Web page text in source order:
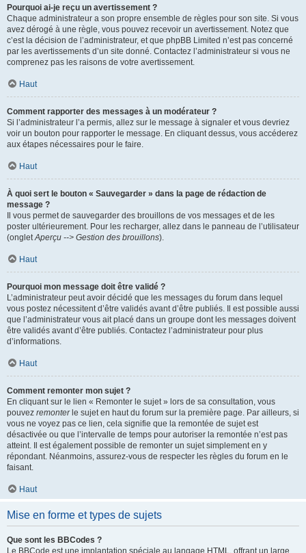
Pourquoi ai-je reçu un avertissement ?
Chaque administrateur a son propre ensemble de règles pour son site. Si vous
avez dérogé à une règle, vous pouvez recevoir un avertissement. Notez que
c’est la décision de l’administrateur, et que phpBB Limited n’est pas concerné
par les avertissements d’un site donné. Contactez l’administrateur si vous ne
comprenez pas les raisons de votre avertissement.
Haut
Comment rapporter des messages à un modérateur ?
Si l’administrateur l’a permis, allez sur le message à signaler et vous devriez
voir un bouton pour rapporter le message. En cliquant dessus, vous accéderez
aux étapes nécessaires pour le faire.
Haut
À quoi sert le bouton « Sauvegarder » dans la page de rédaction de
message ?
Il vous permet de sauvegarder des brouillons de vos messages et de les
poster ultérieurement. Pour les recharger, allez dans le panneau de l’utilisateur
(ongletAperçu --> Gestion des brouillons).
Haut
Pourquoi mon message doit être validé ?
L’administrateur peut avoir décidé que les messages du forum dans lequel
vous postez nécessitent d’être validés avant d’être publiés. Il est possible aussi
que l’administrateur vous ait placé dans un groupe dont les messages doivent
être validés avant d’être publiés. Contactez l’administrateur pour plus
d’informations.
Haut
Comment remonter mon sujet ?
En cliquant sur le lien « Remonter le sujet » lors de sa consultation, vous
pouvez remonterle sujet en haut du forum sur la première page. Par ailleurs, si
vous ne voyez pas ce lien, cela signifie que la remontée de sujet est
désactivée ou que l’intervalle de temps pour autoriser la remontée n’est pas
atteint. Il est également possible de remonter un sujet simplement en y
répondant. Néanmoins, assurez-vous de respecter les règles du forum en le
faisant.
Haut
Mise en forme et types de sujets
Que sont les BBCodes ?
Le BBCode est une implantation spéciale au langage HTML, offrant un large